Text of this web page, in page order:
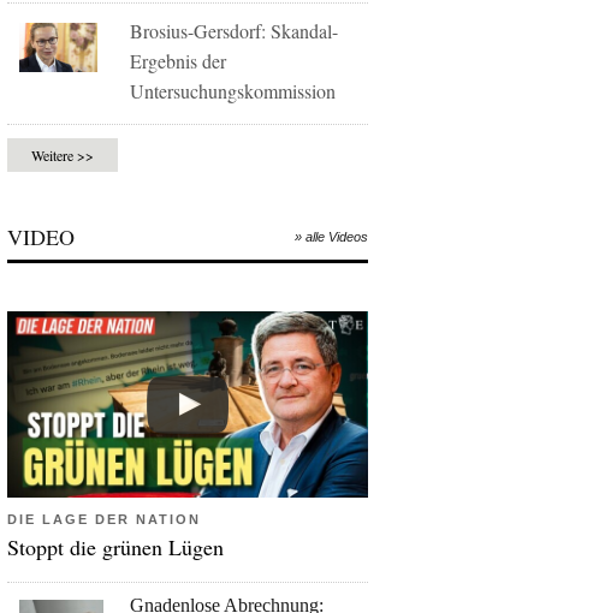
Brosius-Gersdorf: Skandal-
Ergebnis der
Untersuchungskommission
Weitere >>
VIDEO » alle Videos
DIE LAGE DER NATION
Stoppt die grünen Lügen
Gnadenlose Abrechnung: